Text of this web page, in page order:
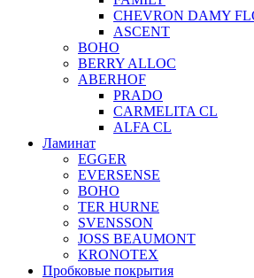
CHEVRON DAMY
ASCENT
BOHO
BERRY ALLOC
ABERHOF
PRADO
CARMELITA CL
ALFA CL
Ламинат
EGGER
EVERSENSE
BOHO
TER HURNE
SVENSSON
JOSS BEAUMONT
KRONOTEX
Пробковые покрытия